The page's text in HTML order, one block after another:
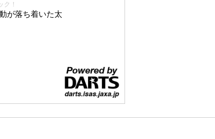
！
が落ち着いた太